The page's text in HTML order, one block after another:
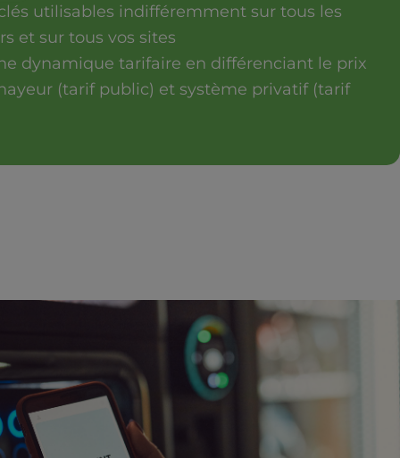
utilisables indifféremment sur tous les
et sur tous vos sites
dynamique tarifaire en différenciant le prix
(tarif public) et système privatif (tarif